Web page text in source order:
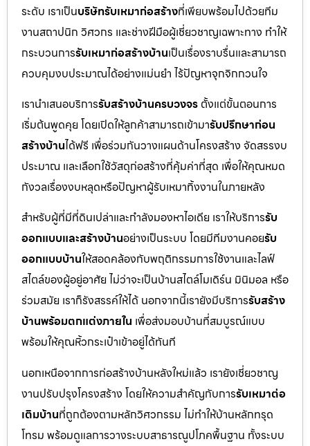
ระดับ เราเป็นบริษัทรับเหมาก่อสร้างที่เพียบพร้อมไปด้วยทีม
งานสถาปนิก วิศวกร และช่างฝีมือผู้เชี่ยวชาญเฉพาะทาง ทำให้
กระบวนการรับเหมาก่อสร้างบ้านเป็นเรื่องราบรื่นและสามารถ
ควบคุมงบประมาณได้อย่างแม่นยำ ไร้ปัญหาจุกจิกกวนใจ
เรานำเสนอบริการรับสร้างบ้านครบวงจร ตั้งแต่ขั้นตอนการ
เริ่มต้นพูดคุย โดยเปิดให้ลูกค้าสามารถเข้ามารับปรึกษาก่อน
สร้างบ้านได้ฟรี เพื่อร่วมกันวางแผนด้านโครงสร้าง จัดสรรงบ
ประมาณ และเลือกใช้วัสดุก่อสร้างที่คุ้มค่าที่สุด เพื่อให้คุณหมด
กังวลเรื่องงบหลุดหรือปัญหาผู้รับเหมาทิ้งงานในภายหลัง
สำหรับผู้ที่มีที่ดินเปล่าและกำลังมองหาไอเดีย เราให้บริการรับ
ออกแบบและสร้างบ้านอย่างเป็นระบบ โดยมีทีมงานคอยรับ
ออกแบบบ้านให้สอดคล้องกับพฤติกรรมการใช้งานและไลฟ์
สไตล์ของผู้อยู่อาศัย ไม่ว่าจะเป็นบ้านสไตล์โมเดิร์น มินิมอล หรือ
ร่วมสมัย เราก็รังสรรค์ให้ได้ นอกจากนี้เรายังมีบริการรับสร้าง
บ้านพร้อมตกแต่งภายใน เพื่อส่งมอบบ้านที่สมบูรณ์แบบ
พร้อมให้คุณหิ้วกระเป๋าเข้าอยู่ได้ทันที
นอกเหนือจากการก่อสร้างบ้านหลังใหม่แล้ว เรายังเชี่ยวชาญ
งานปรับปรุงโครงสร้าง โดยให้ความสำคัญกับการรับเหมาต่อ
เติมบ้านที่ถูกต้องตามหลักวิศวกรรม ไม่ทำให้บ้านหลักทรุด
โทรม พร้อมดูแลการวางระบบสาธารณูปโภคพื้นฐาน ทั้งระบบ